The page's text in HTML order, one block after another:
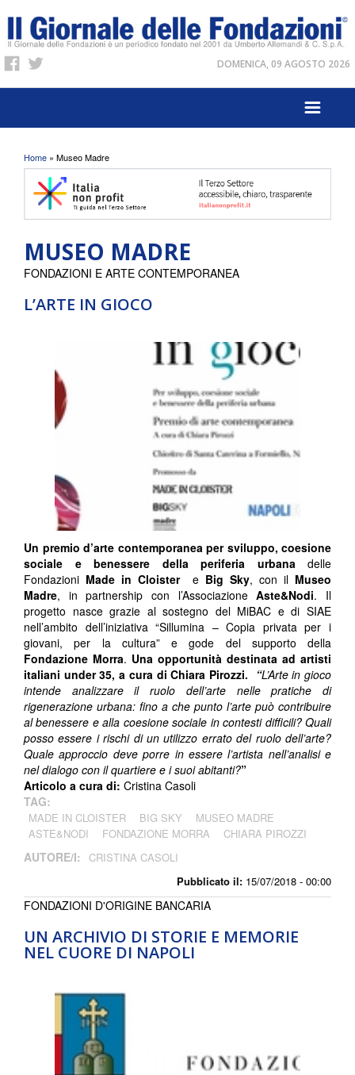
DOMENICA, 09 AGOSTO 2026
Tu sei qui
Home » Museo Madre
MUSEO MADRE
L’ARTE IN GIOCO
Pubblicato il: 15/07/2018 - 00:00
FONDAZIONI E ARTE CONTEMPORANEA
Un premio d’arte contemporanea per sviluppo, coesione
sociale e benessere della periferia urbanadelle
Fondazioni Made in Cloistere Big Sky, con il Museo
Madre, in partnership con l’AssociazioneAste&Nodi. Il
progetto nasce grazie al sostegno del MiBAC e di SIAE
nell’ambito dell’iniziativa “Sillumina – Copia privata per i
giovani, per la cultura” e gode del supporto della
Fondazione Morra. Una opportunità destinata ad artisti
italiani under 35, a cura di Chiara Pirozzi. “L’Arte in gioco
intende analizzare il ruolo dell’arte nelle pratiche di
rigenerazione urbana: fino a che punto l’arte può contribuire
al benessere e alla coesione sociale in contesti difficili? Quali
posso essere i rischi di un utilizzo errato del ruolo dell’arte?
Quale approccio deve porre in essere l’artista nell’analisi e
nel dialogo con il quartiere e i suoi abitanti?”
Articolo a cura di: Cristina Casoli
TAG:
MADE IN CLOISTER BIG SKY
MUSEO MADRE
ASTE&NODI
FONDAZIONE MORRA CHIARA PIROZZI
AUTORE/I: CRISTINA CASOLI
UN ARCHIVIO DI STORIE E MEMORIE
NEL CUORE DI NAPOLI
FONDAZIONI D'ORIGINE BANCARIA